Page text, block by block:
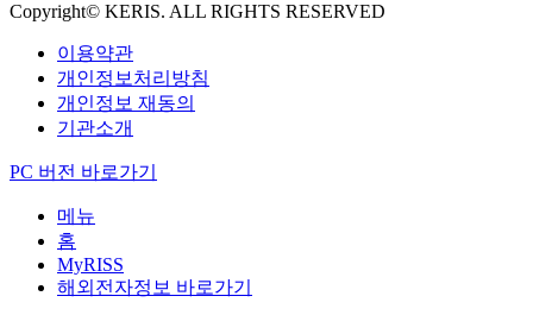
Copyright© KERIS. ALL RIGHTS RESERVED
이용약관
개인정보처리방침
개인정보 재동의
기관소개
PC 버전 바로가기
메뉴
홈
MyRISS
해외전자정보 바로가기